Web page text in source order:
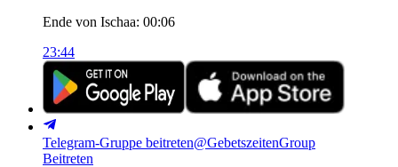
Ende von Ischaa: 00:06
23:44
Telegram-Gruppe beitreten@GebetszeitenGroup
Beitreten